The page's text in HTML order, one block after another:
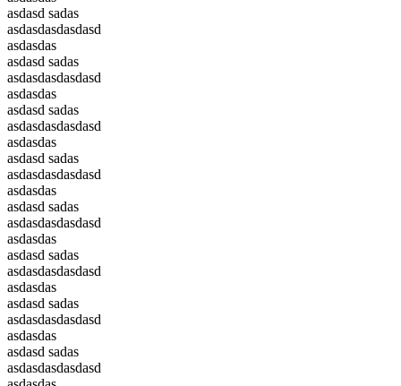
asdasd sadas
asdasdasdasdasd
asdasdas
asdasd sadas
asdasdasdasdasd
asdasdas
asdasd sadas
asdasdasdasdasd
asdasdas
asdasd sadas
asdasdasdasdasd
asdasdas
asdasd sadas
asdasdasdasdasd
asdasdas
asdasd sadas
asdasdasdasdasd
asdasdas
asdasd sadas
asdasdasdasdasd
asdasdas
asdasd sadas
asdasdasdasdasd